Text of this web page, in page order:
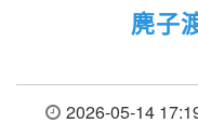
麂子
2026-05-14